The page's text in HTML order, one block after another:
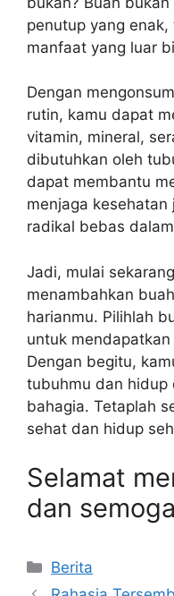
penutup yang
manfaat yang luar
Dengan
rutin, kamu dapat
vitamin, mineral,
dibutuhkan oleh
dapat membantu
menjaga
radikal bebas
Jadi, mulai
menambahkan
harianmu. Pilihlah
untuk
Dengan begitu,
tubuhmu dan hidup
bahagia. Tetaplah
sehat dan hidup
Selamat
dan
Categories
Berita